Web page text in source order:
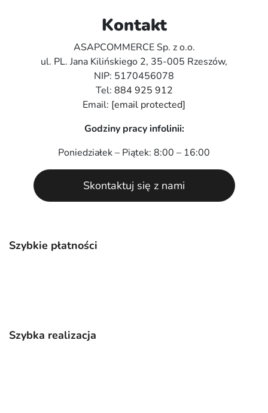
Szybkie płatności
Szybka realizacja
Kontakt
ASAPCOMMERCE Sp. z o.o.
ul. PL. Jana Kilińskiego 2, 35-005 Rzeszów,
NIP: 5170456078
Tel: 884 925 912
Email: [email protected]
Godziny pracy infolinii:
Poniedziałek – Piątek: 8:00 – 16:00
Skontaktuj się z nami